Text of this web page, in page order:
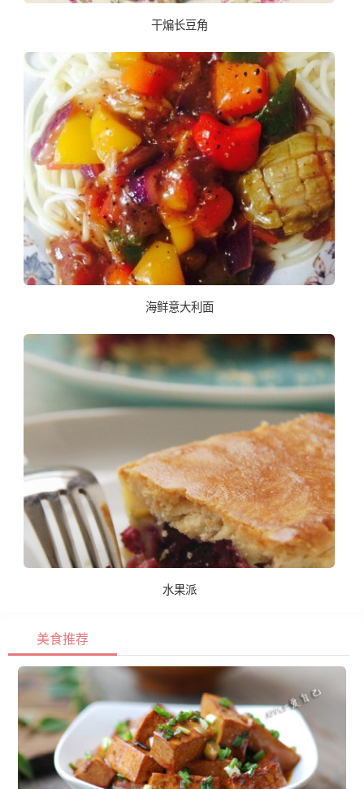
干煸长豆角
海鲜意大利面
水果派
美食推荐